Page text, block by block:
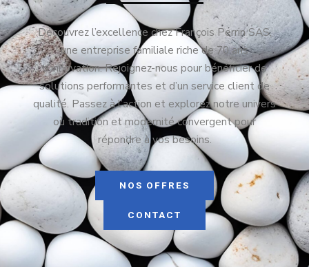
Découvrez l’excellence chez François Perrin SAS,
une entreprise familiale riche de 70 ans
d’innovation. Rejoignez-nous pour bénéficier de
solutions performantes et d’un service client de
qualité. Passez à l’action et explorez notre univers
où tradition et modernité convergent pour
répondre à vos besoins.
NOS OFFRES
CONTACT